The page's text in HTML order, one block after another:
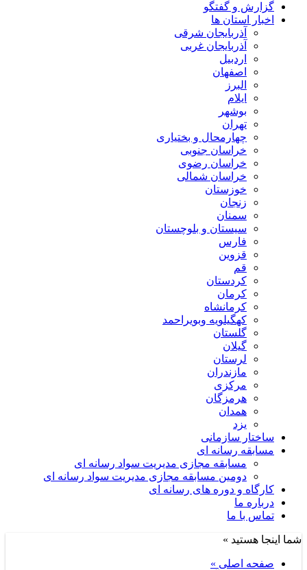
گزارش و گفتگو
اخبار استان ها
آذربایجان شرقی
آذربایجان غربی
اردبیل
اصفهان
البرز
ایلام
بوشهر
تهران
چهارمحال و بختیاری
خراسان جنوبی
خراسان رضوی
خراسان شمالی
خوزستان
زنجان
سمنان
سیستان و بلوچستان
فارس
قزوین
قم
کردستان
کرمان
کرمانشاه
کهگیلویه وبویراحمد
گلستان
گیلان
لرستان
مازندران
مرکزی
هرمزگان
همدان
یزد
ساختار سازمانی
مسابقه رسانه ای
مسابقه مجازی مدیریت سواد رسانه ای
دومین مسابقه مجازی مدیریت سواد رسانه ای
کارگاه و دوره های رسانه ای
درباره ما
تماس با ما
شما اینجا هستید »
صفحه اصلی »